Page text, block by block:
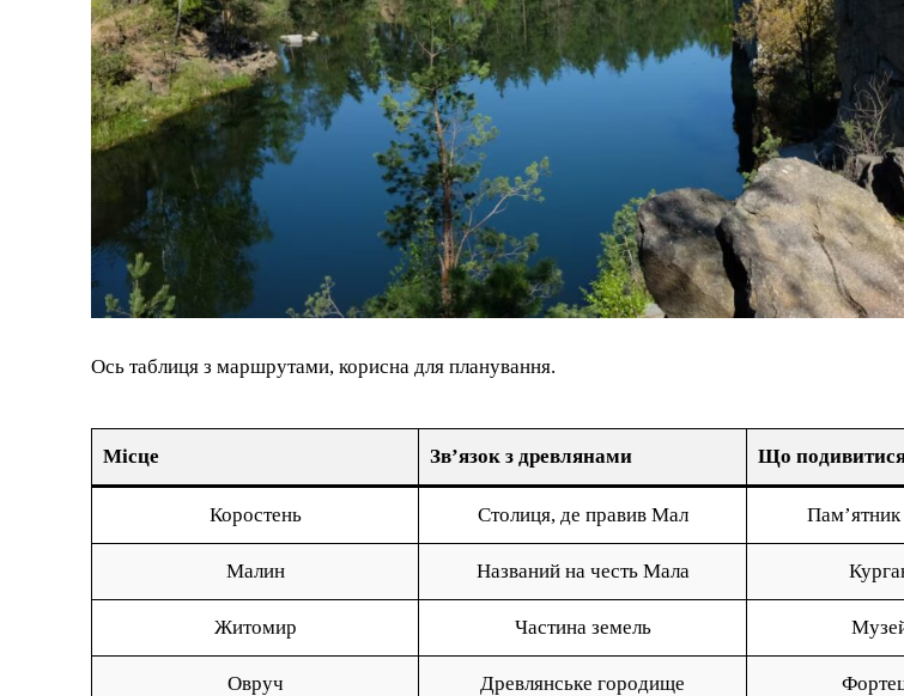
Ось таблиця з маршрутами, корисна для планування.
Місце Зв’язок з древлянами Що
Коростень Столиця, де правив Мал Пам’ятник
Малин Названий на честь Мала
Житомир Частина земель Музей
Овруч Древлянське городище